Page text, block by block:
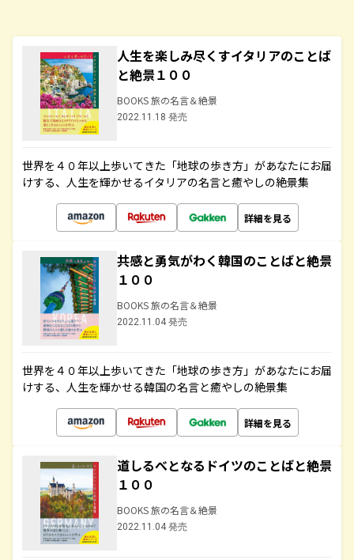
人生を楽しみ尽くすイタリアのことば
と絶景１００
BOOKS 旅の名言＆絶景
2022.11.18 発売
世界を４０年以上歩いてきた「地球の歩き方」があなたにお届
けする、人生を輝かせるイタリアの名言と癒やしの絶景集
詳細を見る
共感と勇気がわく韓国のことばと絶景
１００
BOOKS 旅の名言＆絶景
2022.11.04 発売
世界を４０年以上歩いてきた「地球の歩き方」があなたにお届
けする、人生を輝かせる韓国の名言と癒やしの絶景集
詳細を見る
道しるべとなるドイツのことばと絶景
１００
BOOKS 旅の名言＆絶景
2022.11.04 発売